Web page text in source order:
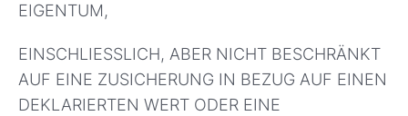
EIGENTUM,
EINSCHLIESSLICH, ABER NICHT BESCHRÄNKT
AUF EINE ZUSICHERUNG IN BEZUG AUF EINEN
DEKLARIERTEN WERT ODER EINE